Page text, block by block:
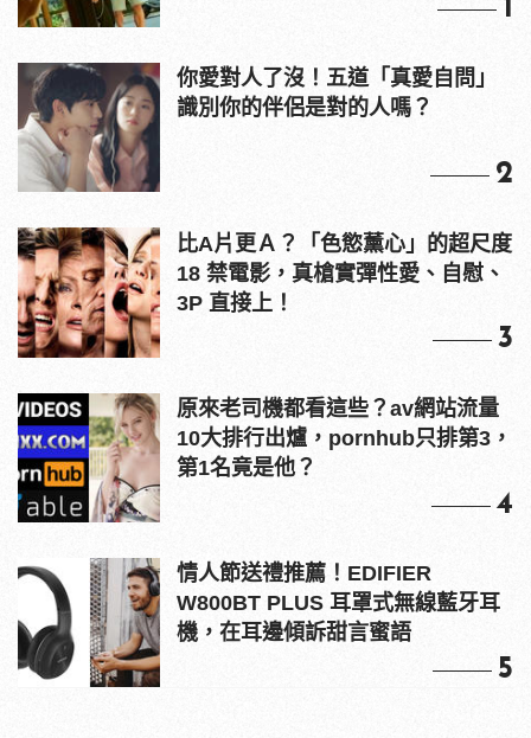
1
你愛對人了沒！五道「真愛自問」
識別你的伴侶是對的人嗎？
2
比A片更Ａ？「色慾薰心」的超尺度
18 禁電影，真槍實彈性愛、自慰、
3P 直接上！
3
原來老司機都看這些？av網站流量
10大排行出爐，pornhub只排第3，
第1名竟是他？
4
情人節送禮推薦！EDIFIER
W800BT PLUS 耳罩式無線藍牙耳
機，在耳邊傾訴甜言蜜語
5